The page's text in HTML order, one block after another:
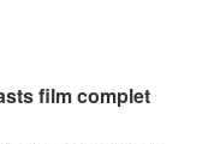
film complet